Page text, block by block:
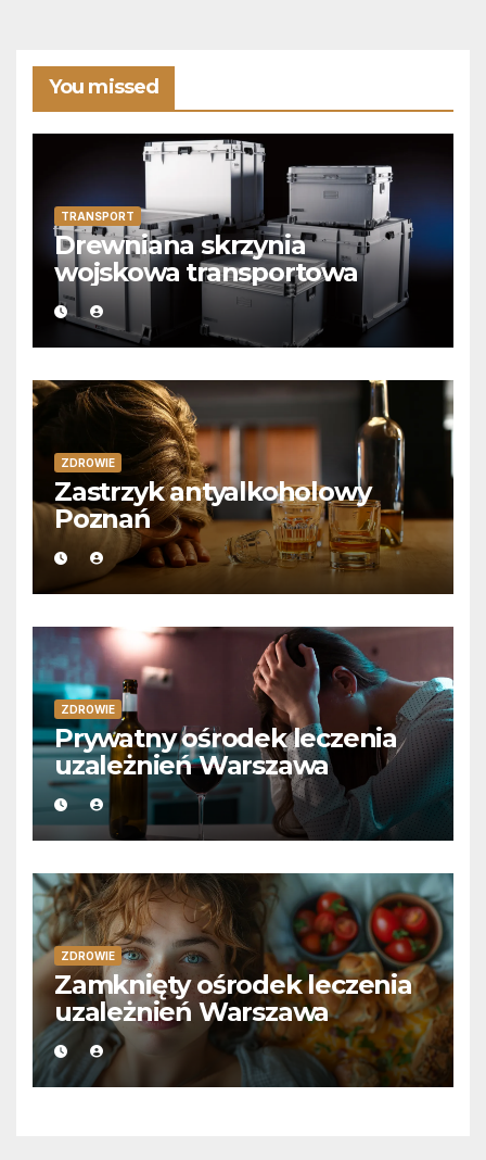
You missed
TRANSPORT
Drewniana skrzynia
wojskowa transportowa
ZDROWIE
Zastrzyk antyalkoholowy
Poznań
ZDROWIE
Prywatny ośrodek leczenia
uzależnień Warszawa
ZDROWIE
Zamknięty ośrodek leczenia
uzależnień Warszawa